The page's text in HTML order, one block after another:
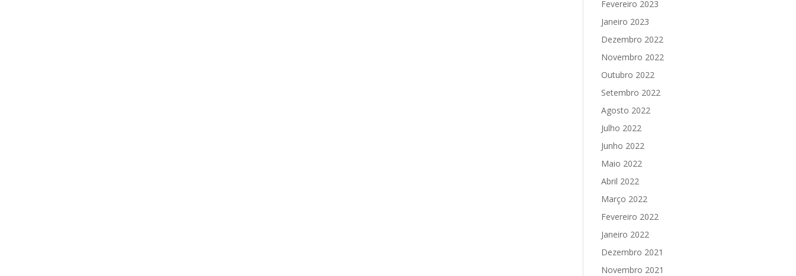
Fevereiro 2023
Janeiro 2023
Dezembro 2022
Novembro 2022
Outubro 2022
Setembro 2022
Agosto 2022
Julho 2022
Junho 2022
Maio 2022
Abril 2022
Março 2022
Fevereiro 2022
Janeiro 2022
Dezembro 2021
Novembro 2021